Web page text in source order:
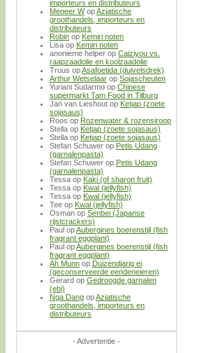
importeurs en distributeurs
Meneer WopAziatische
groothandels, importeurs en
distributeurs
Robin op Kemiri noten
Lisa op Kemiri noten
anonieme helper op Caiziyou vs.
raapzaadolie en koolzaadolie
Truus opAsafoetida (duivelsdrek)
Arthur Wetselaar op Sojascheuten
Yuriani Sudarmo op Chinese
supermarkt Tam Food in Tilburg
Jan van Lieshout op Ketjap (zoete
sojasaus)
Roos op Rozenwater & rozensiroop
Stella op Ketjap (zoete sojasaus)
Stella op Ketjap (zoete sojasaus)
Stefan Schuwer op Petis Udang
(garnalenpasta)
Stefan Schuwer op Petis Udang
(garnalenpasta)
Tessa op Kaki (of sharon fruit)
Tessa op Kwal (jellyfish)
Tessa op Kwal (jellyfish)
Tee op Kwal (jellyfish)
Osman op Senbei (Japanse
rijstcrackers)
Paul opAubergines boerenstijl (fish
fragrant eggplant)
Paul opAubergines boerenstijl (fish
fragrant eggplant)
Ah Munn op Duizendjarig ei
(geconserveerde eendeneieren)
Gerard op Gedroogde garnalen
(ebi)
Nga Dang opAziatische
groothandels, importeurs en
distributeurs
- Advertentie -